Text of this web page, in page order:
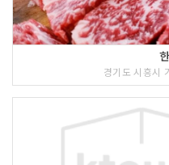
경기도 시흥시